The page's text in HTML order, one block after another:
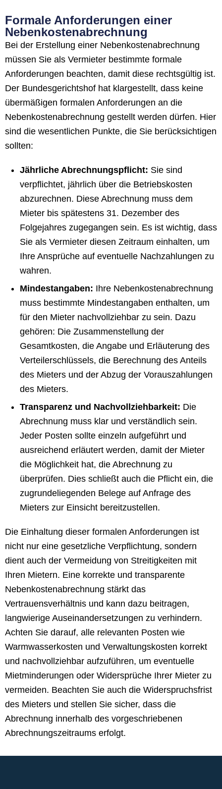
Formale Anforderungen einer
Nebenkostenabrechnung
Bei der Erstellung einer Nebenkostenabrechnung
müssen Sie als Vermieter bestimmte formale
Anforderungen beachten, damit diese rechtsgültig ist.
Der Bundesgerichtshof hat klargestellt, dass keine
übermäßigen formalen Anforderungen an die
Nebenkostenabrechnung gestellt werden dürfen. Hier
sind die wesentlichen Punkte, die Sie berücksichtigen
sollten:
Jährliche Abrechnungspflicht: Sie sind
verpflichtet, jährlich über die Betriebskosten
abzurechnen. Diese Abrechnung muss dem
Mieter bis spätestens 31. Dezember des
Folgejahres zugegangen sein. Es ist wichtig, dass
Sie als Vermieter diesen Zeitraum einhalten, um
Ihre Ansprüche auf eventuelle Nachzahlungen zu
wahren.
Mindestangaben: Ihre Nebenkostenabrechnung
muss bestimmte Mindestangaben enthalten, um
für den Mieter nachvollziehbar zu sein. Dazu
gehören: Die Zusammenstellung der
Gesamtkosten, die Angabe und Erläuterung des
Verteilerschlüssels, die Berechnung des Anteils
des Mieters und der Abzug der Vorauszahlungen
des Mieters.
Transparenz und Nachvollziehbarkeit: Die
Abrechnung muss klar und verständlich sein.
Jeder Posten sollte einzeln aufgeführt und
ausreichend erläutert werden, damit der Mieter
die Möglichkeit hat, die Abrechnung zu
überprüfen. Dies schließt auch die Pflicht ein, die
zugrundeliegenden Belege auf Anfrage des
Mieters zur Einsicht bereitzustellen.
Die Einhaltung dieser formalen Anforderungen ist
nicht nur eine gesetzliche Verpflichtung, sondern
dient auch der Vermeidung von Streitigkeiten mit
Ihren Mietern. Eine korrekte und transparente
Nebenkostenabrechnung stärkt das
Vertrauensverhältnis und kann dazu beitragen,
langwierige Auseinandersetzungen zu verhindern.
Achten Sie darauf, alle relevanten Posten wie
Warmwasserkosten und Verwaltungskosten korrekt
und nachvollziehbar aufzuführen, um eventuelle
Mietminderungen oder Widersprüche Ihrer Mieter zu
vermeiden. Beachten Sie auch die Widerspruchsfrist
des Mieters und stellen Sie sicher, dass die
Abrechnung innerhalb des vorgeschriebenen
Abrechnungszeitraums erfolgt.